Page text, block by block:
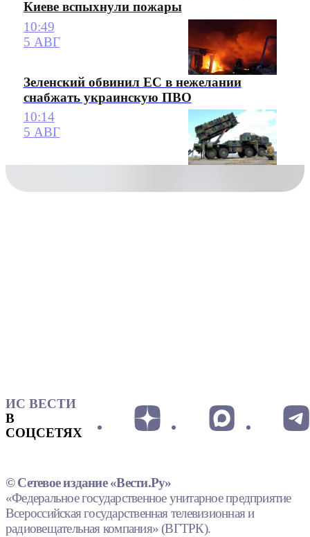
Киеве вспыхнули пожары
10:49
5 АВГ
Зеленский обвинил ЕС в нежелании
снабжать украинскую ПВО
10:14
5 АВГ
ИС ВЕСТИ
В
СОЦСЕТЯХ
© Сетевое издание «Вести.Ру»
«Федеральное государственное унитарное предприятие
Всероссийская государственная телевизионная и
радиовещательная компания» (ВГТРК).